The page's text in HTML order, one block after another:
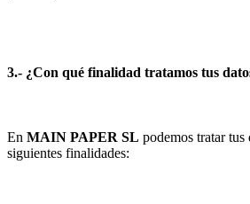
3.- ¿Con qué finalidad tratamos tus
En MAIN PAPER SL podemos tratar tus
siguientes finalidades: